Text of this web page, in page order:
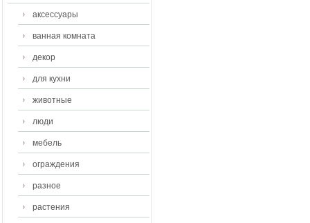
аксессуары
ванная комната
декор
для кухни
животные
люди
мебель
ограждения
разное
растения